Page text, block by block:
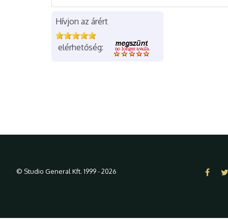
Hívjon az árért
elérhetőség:
© Studio General Kft. 1999 - 2026